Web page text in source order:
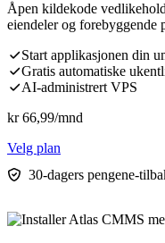
Åpen kildekode
eiendeler og forebyggende
Start applikasjonen din
Gratis automatiske
AI-administrert VPS
kr 66,99/mnd
Velg plan
30-dagers pengene-